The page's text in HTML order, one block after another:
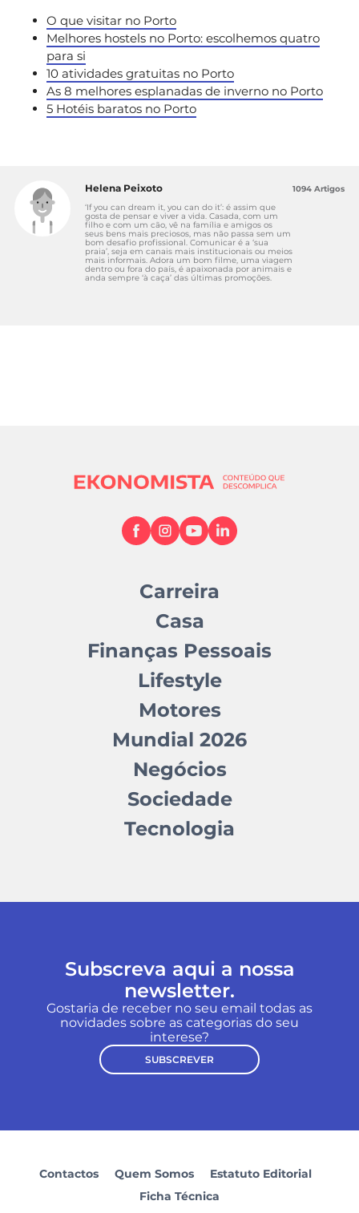
O que visitar no Porto
Melhores hostels no Porto: escolhemos quatro
para si
10 atividades gratuitas no Porto
As 8 melhores esplanadas de inverno no Porto
5 Hotéis baratos no Porto
Helena Peixoto
‘If you can dream it, you can do it’: é assim que
gosta de pensar e viver a vida. Casada, com um
filho e com um cão, vê na família e amigos os
seus bens mais preciosos, mas não passa sem um
bom desafio profissional. Comunicar é a ‘sua
praia’, seja em canais mais institucionais ou meios
mais informais. Adora um bom filme, uma viagem
dentro ou fora do país, é apaixonada por animais e
anda sempre ‘à caça’ das últimas promoções.
1094 Artigos
Carreira
Casa
Finanças Pessoais
Lifestyle
Motores
Mundial 2026
Negócios
Sociedade
Tecnologia
Subscreva aqui a nossa
newsletter.
Gostaria de receber no seu email todas as
novidades sobre as categorias do seu
interese?
SUBSCREVER
Contactos Quem Somos
Estatuto Editorial
Ficha Técnica